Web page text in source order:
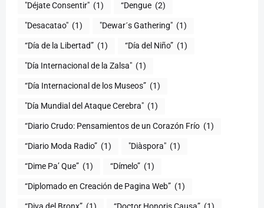
"Déjate Consentir" (1) “Dengue (2)
"Desacatao" (1) "Dewar´s Gathering" (1)
(1) “Día del Niño” (1)
"Día Internacional de la Zalsa" (1)
“Día Internacional de los Museos” (1)
"Día Mundial del Ataque Cerebra" (1)
“Diario Crudo: Pensamientos de un Corazón Frío (1)
“Diario Moda Radio” (1) (1)
“Dime Pa’ Que” (1) “Dímelo” (1)
“Diplomado en Creación de Pagina Web” (1)